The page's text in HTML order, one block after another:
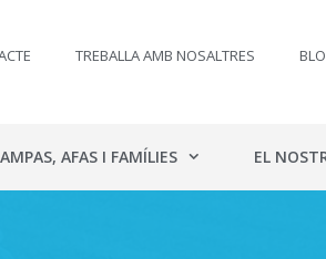
TREBALLA AMB NOSALTRES
AMPAS, AFAS I FAMÍLIES EL